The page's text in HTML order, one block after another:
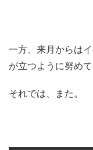
一方、来月からは
が立つように努めて
それでは、また。